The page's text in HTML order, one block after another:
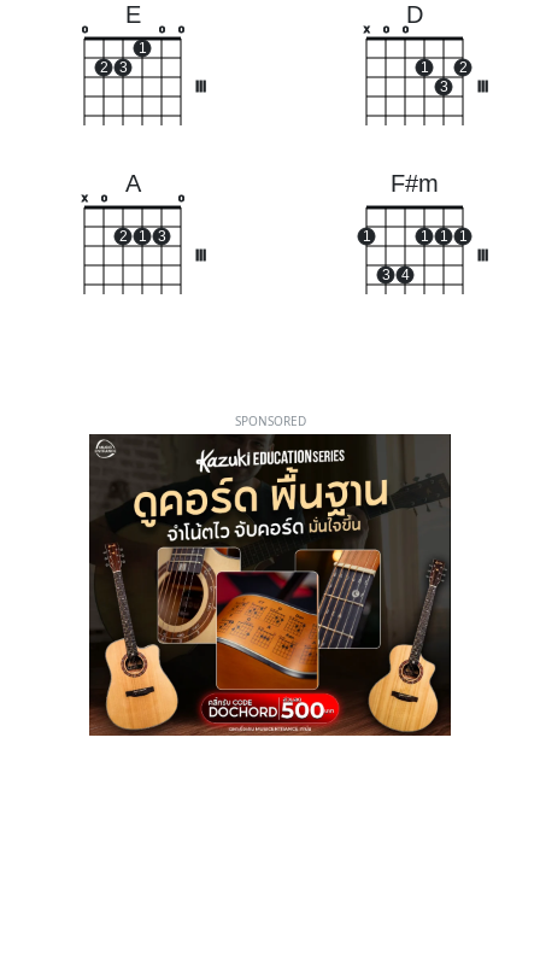
E
o
2 3
1
o o
D
x o o
1
3
2
A
x o
2 1 3
o
F#m
1
3 4
1 1 1
SPONSORED